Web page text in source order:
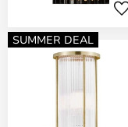
SUMMER DEAL